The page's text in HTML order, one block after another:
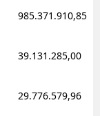
985.371.910,85
39.131.285,00
29.776.579,96